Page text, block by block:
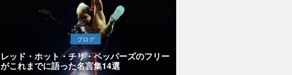
ブログ
レッド・ホット・チリ・ペッパーズのフリー
がこれまでに語った名言集14選